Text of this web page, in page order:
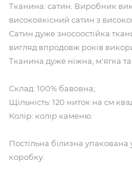
Тканина: сатин. Виробник
високоякісний сатин з
Сатин дуже зносоостійка
вигляд впродовж років
Тканина дуже ніжна, м'ягка та
Склад: 100% бавовна;
Щільність: 120 ниток на см
Колір: колір каменю.
Постільна білизна
коробку.